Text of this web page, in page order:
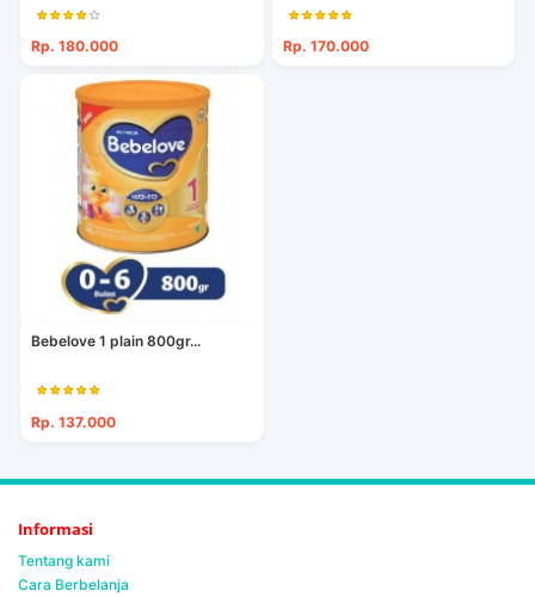
Rp. 180.000 Rp. 170.000
Bebelove 1 plain 800gr...
Rp. 137.000
Informasi
Tentang kami
Cara Berbelanja